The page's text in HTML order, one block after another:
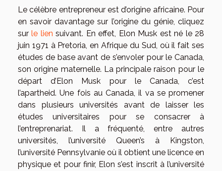
Le célèbre entrepreneur est d’origine africaine. Pour
en savoir davantage sur l’origine du génie, cliquez
surle lien suivant. En effet, Elon Musk est né le 28
juin 1971 à Pretoria, en Afrique du Sud, où il fait ses
études de base avant de s’envoler pour le Canada,
son origine maternelle. La principale raison pour le
départ d’Elon Musk pour le Canada, c’est
l’apartheid. Une fois au Canada, il va se promener
dans plusieurs universités avant de laisser les
études universitaires pour se consacrer à
l’entreprenariat. Il a fréquenté, entre autres
universités, l’université Queen’s à Kingston,
l’université Pennsylvanie où il obtient une licence en
physique et pour finir, Elon s’est inscrit à l’université